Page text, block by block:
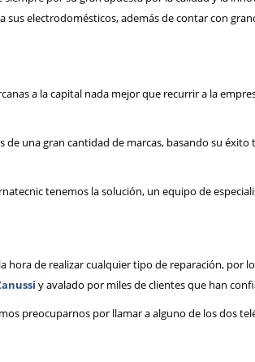
electrodomésticos, además de contar con
a la capital nada mejor que recurrir a la
una gran cantidad de marcas, basando su éxito
tenemos la solución, un equipo de
hora de realizar cualquier tipo de reparación, por
y avalado por miles de clientes que han
preocuparnos por llamar a alguno de los dos